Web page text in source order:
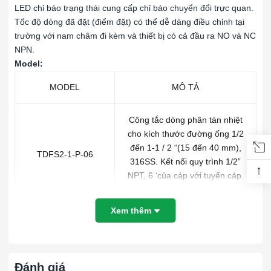
LED chỉ báo trạng thái cung cấp chỉ báo chuyển đổi trực quan.
Tốc độ dòng đã đặt (điểm đặt) có thể dễ dàng điều chỉnh tại
trường với nam châm đi kèm và thiết bị có cả đầu ra NO và NC
NPN.
Model:
MODEL MÔ TẢ
TDFS2-1-P-06
Công tắc dòng phân tán nhiệt
cho kích thước đường ống 1/2
đến 1-1 / 2 “(15 đến 40 mm),
316SS. Kết nối quy trình 1/2”
NPT, 6 ‘của cáp với tuyến cáp.
Công tắc dòng phân tán nhiệt
Xem thêm
Đánh giá
↑